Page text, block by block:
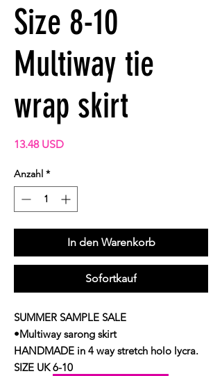
Size 8-10
Multiway tie
wrap skirt
13.48 USDPreis
Anzahl *
In den Warenkorb
Sofortkauf
SUMMER SAMPLE SALE
•Multiway sarong skirt
HANDMADE in 4 way stretch holo lycra.
SIZE UK 6-10